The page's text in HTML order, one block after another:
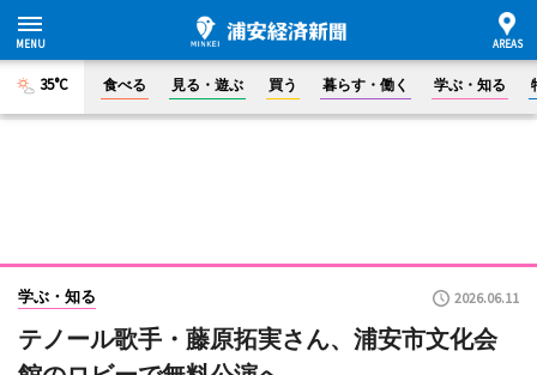
35°C 食べる 見る・遊ぶ 買う 暮らす・働く 学ぶ・知る
学ぶ・知る 2026.06.11
テノール歌手・藤原拓実さん、浦安市文化会